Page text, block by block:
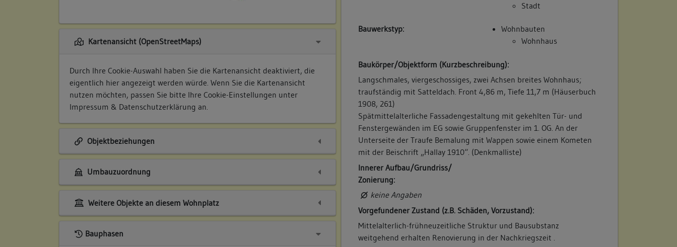
Kartenansicht (OpenStreetMaps)
Durch Ihre Cookie-Auswahl haben Sie die Kartenansicht deaktiviert, die
eigentlich hier angezeigt werden würde. Wenn Sie die Kartenansicht
nutzen möchten, passen Sie bitte Ihre Cookie-Einstellungen unter
Impressum & Datenschutzerklärung an.
Objektbeziehungen
Umbauzuordnung
Weitere Objekte an diesem Wohnplatz
Bauphasen
Stadt
Bauwerkstyp:
Wohnbauten
Wohnhaus
Baukörper/Objektform (Kurzbeschreibung):
Langschmales, viergeschossiges, zwei Achsen breites Wohnhaus;
traufständig mit Satteldach. Front 4,86 m, Tiefe 11,7 m (Häuserbuch
1908, 261)
Spätmittelalterliche Fassadengestaltung mit gekehlten Tür- und
Fenstergewänden im EG sowie Gruppenfenster im 1. OG. An der
Unterseite der Traufe Bemalung mit Wappen sowie einem Kometen
mit der Beischrift „Hallay 1910“. (Denkmalliste)
Innerer Aufbau/Grundriss/
Zonierung:
keine Angaben
Vorgefundener Zustand (z.B. Schäden, Vorzustand):
Mittelalterlich-frühneuzeitliche Struktur und Bausubstanz
weitgehend erhalten Renovierung in der Nachkriegszeit .